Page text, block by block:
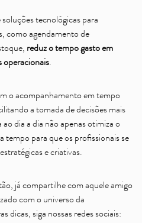
tecnológicas para
como agendamento de
reduz o tempo gasto em
operacionais.
o acompanhamento em tempo
a tomada de decisões mais
dia a dia não apenas otimiza o
tempo para que os profissionais se
e criativas.
já compartilhe com aquele amigo
com o universo da
dicas, siga nossas redes sociais: